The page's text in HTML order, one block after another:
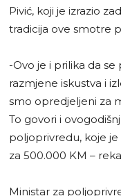
Pivić, koji je izrazio
tradicija ove smotre
-Ovo je i prilika da
razmjene iskustva i
smo opredjeljeni za
To govori i
poljoprivredu, koje
za 500.000 KM –
Ministar za